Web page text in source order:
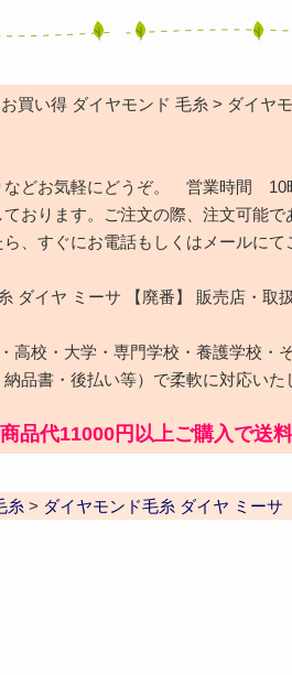
買い得 ダイヤモンド 毛糸 > ダイヤ
などお気軽にどうぞ。 営業時間 10
おります。ご注文の際、注文可能で
、すぐにお電話もしくはメールにて
ダイヤ ミーサ 【廃番】 販売店・取
高校・大学・専門学校・養護学校・
品書・後払い等）で柔軟に対応いた
品代11000円以上ご購入で送
糸 > ダイヤモンド毛糸 ダイヤ ミーサ